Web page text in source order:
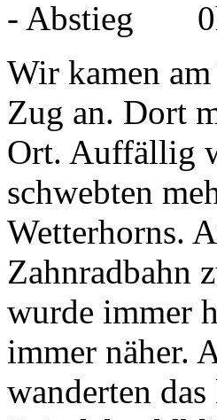
Wir kamen
Zug an. Dort
Ort. Auffällig
schwebten
Wetterhorns.
Zahnradbahn
wurde immer
immer näher.
wanderten